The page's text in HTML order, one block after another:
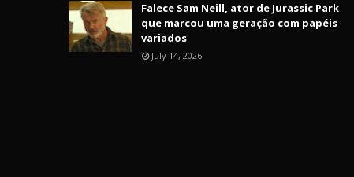
Falece Sam Neill, ator de Jurassic Park
que marcou uma geração com papéis
variados
July 14, 2026